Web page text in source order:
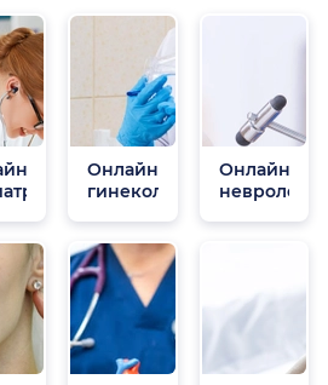
Онлайн
гинекологи
Онлайн
неврологи